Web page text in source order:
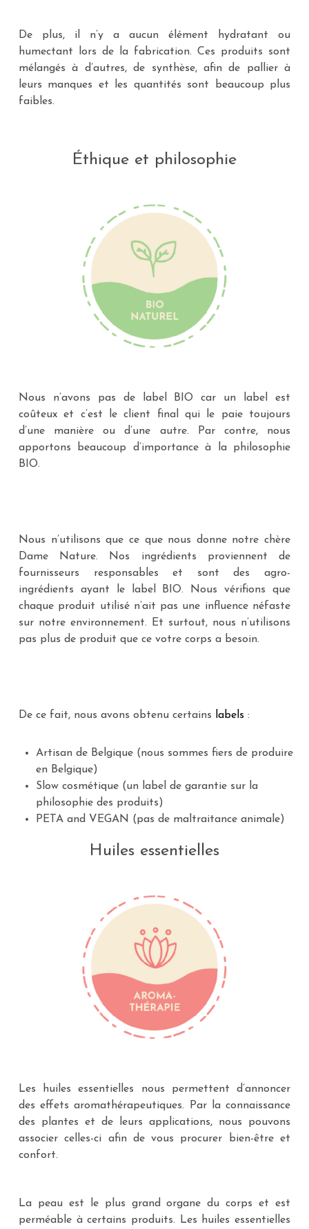
De plus, il n’y a aucun élément hydratant ou
humectant lors de la fabrication. Ces produits sont
mélangés à d’autres, de synthèse, afin de pallier à
leurs manques et les quantités sont beaucoup plus
faibles.
Éthique et philosophie
Nous n’avons pas de label BIO car un label est
coûteux et c’est le client final qui le paie toujours
d’une manière ou d’une autre. Par contre, nous
apportons beaucoup d’importance à la philosophie
BIO.
Nous n’utilisons que ce que nous donne notre chère
Dame Nature. Nos ingrédients proviennent de
fournisseurs responsables et sont des agro-
ingrédients ayant le label BIO. Nous vérifions que
chaque produit utilisé n’ait pas une influence néfaste
sur notre environnement. Et surtout, nous n’utilisons
pas plus de produit que ce votre corps a besoin.
De ce fait, nous avons obtenu certains labels :
Artisan de Belgique (nous sommes fiers de produire
en Belgique)
Slow cosmétique (un label de garantie sur la
philosophie des produits)
PETA and VEGAN (pas de maltraitance animale)
Huiles essentielles
Les huiles essentielles nous permettent d’annoncer
des effets aromathérapeutiques. Par la connaissance
des plantes et de leurs applications, nous pouvons
associer celles-ci afin de vous procurer bien-être et
confort.
La peau est le plus grand organe du corps et est
perméable à certains produits. Les huiles essentielles